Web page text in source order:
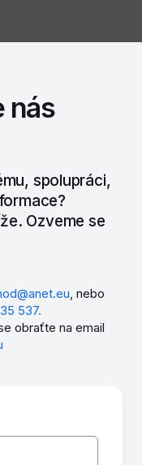
nás
spolupráci,
Ozveme se
, nebo
537.
obraťte na email